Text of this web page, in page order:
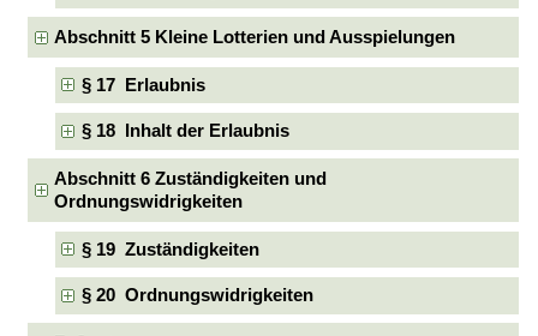
Abschnitt 5 Kleine Lotterien und Ausspielungen
§ 17 Erlaubnis
§ 18 Inhalt der Erlaubnis
Abschnitt 6 Zuständigkeiten und
Ordnungswidrigkeiten
§ 19 Zuständigkeiten
§ 20 Ordnungswidrigkeiten